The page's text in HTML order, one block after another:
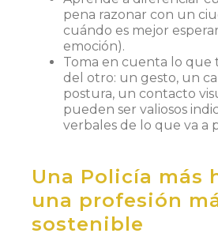
pena razonar con un
cuándo es mejor
emoción).
Toma en cuenta lo que
del otro: un gesto, un
postura, un contacto
pueden ser valiosos
verbales de lo que va a
Una Policía más
una profesión
sostenible